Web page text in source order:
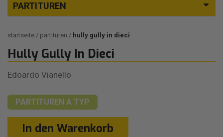
PARTITUREN
startseite partituren hully gully in dieci
Hully Gully In Dieci
Edoardo Vianello
PARTITUREN A TYP
In den Warenkorb